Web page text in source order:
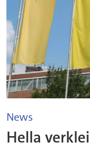
News
Hella